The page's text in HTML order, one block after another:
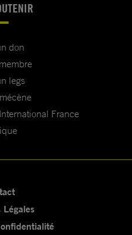
don
legs
France
Légales